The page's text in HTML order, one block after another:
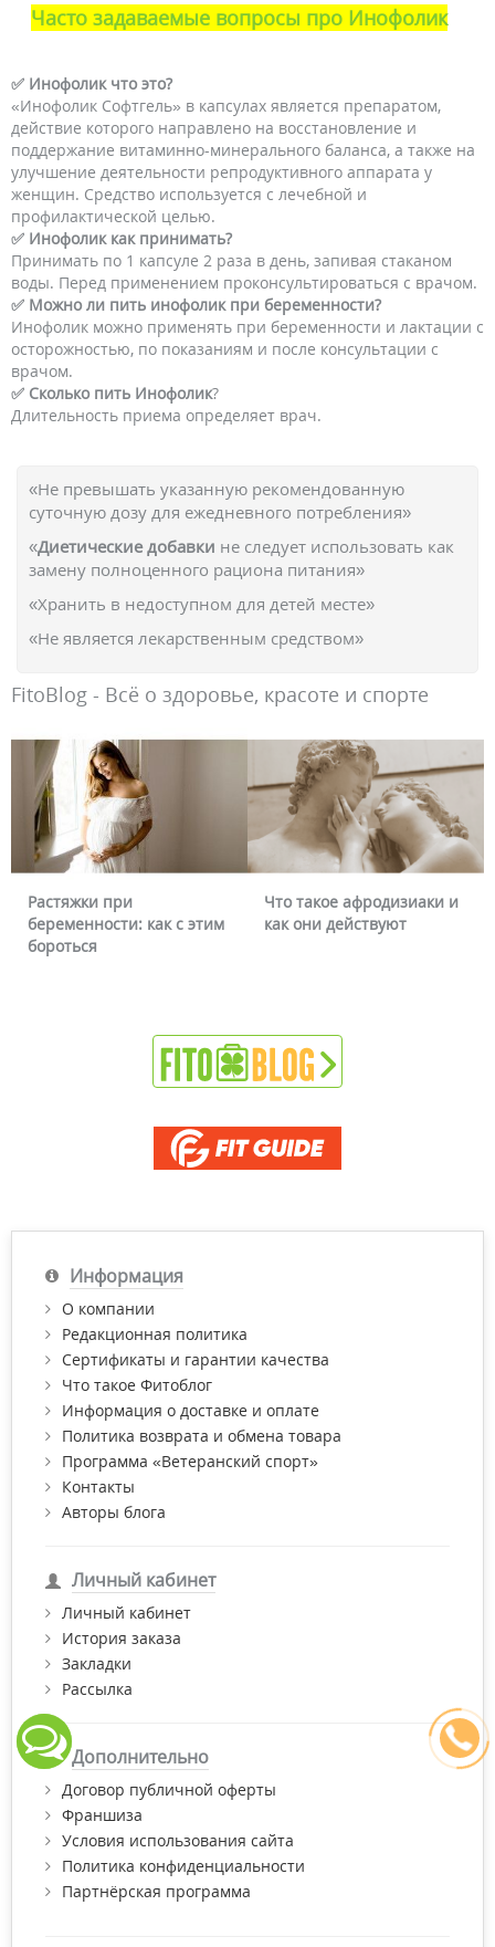
Часто задаваемые вопросы про Инофолик
✅ Инофолик что это?
«Инофолик Софтгель» в капсулах является препаратом,
действие которого направлено на восстановление и
поддержание витаминно-минерального баланса, а также на
улучшение деятельности репродуктивного аппарата у
женщин. Средство используется с лечебной и
профилактической целью.
✅ Инофолик как принимать?
Принимать по 1 капсуле 2 раза в день, запивая стаканом
воды. Перед применением проконсультироваться с врачом.
✅ Можно ли пить инофолик при беременности?
Инофолик можно применять при беременности и лактации с
осторожностью, по показаниям и после консультации с
врачом.
✅ Сколько пить Инофолик?
Длительность приема определяет врач.
«Не превышать указанную рекомендованную
суточную дозу для ежедневного потребления»
«Диетические добавки не следует использовать как
замену полноценного рациона питания»
«Хранить в недоступном для детей месте»
«Не является лекарственным средством»
FitoBlog - Всё о здоровье, красоте и спорте
Растяжки при
беременности: как с этим
бороться
Что такое афродизиаки и
как они действуют
Информация
О компании
Редакционная политика
Сертификаты и гарантии качества
Что такое Фитоблог
Информация о доставке и оплате
Политика возврата и обмена товара
Программа «Ветеранский спорт»
Контакты
Авторы блога
Личный кабинет
Личный кабинет
История заказа
Закладки
Рассылка
Дополнительно
Договор публичной оферты
Франшиза
Условия использования сайта
Политика конфиденциальности
Партнёрская программа